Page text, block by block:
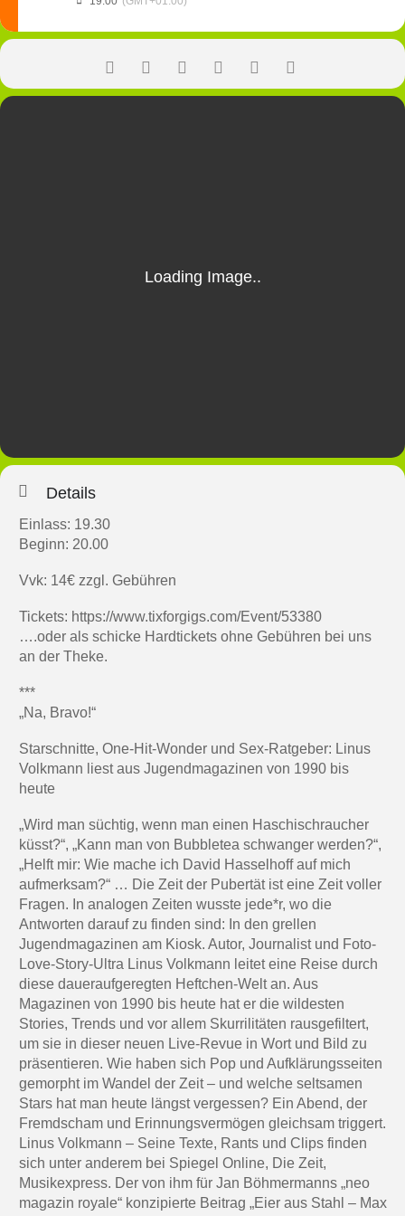
Details
Einlass: 19.30
Beginn: 20.00
Vvk: 14€ zzgl. Gebühren
Tickets: https://www.tixforgigs.com/Event/53380
….oder als schicke Hardtickets ohne Gebühren bei uns
an der Theke.
***
„Na, Bravo!“
Starschnitte, One-Hit-Wonder und Sex-Ratgeber: Linus
Volkmann liest aus Jugendmagazinen von 1990 bis
heute
„Wird man süchtig, wenn man einen Haschischraucher
küsst?“, „Kann man von Bubbletea schwanger werden?“,
„Helft mir: Wie mache ich David Hasselhoff auf mich
aufmerksam?“ … Die Zeit der Pubertät ist eine Zeit voller
Fragen. In analogen Zeiten wusste jede*r, wo die
Antworten darauf zu finden sind: In den grellen
Jugendmagazinen am Kiosk. Autor, Journalist und Foto-
Love-Story-Ultra Linus Volkmann leitet eine Reise durch
diese daueraufgeregten Heftchen-Welt an. Aus
Magazinen von 1990 bis heute hat er die wildesten
Stories, Trends und vor allem Skurrilitäten rausgefiltert,
um sie in dieser neuen Live-Revue in Wort und Bild zu
präsentieren. Wie haben sich Pop und Aufklärungsseiten
gemorpht im Wandel der Zeit – und welche seltsamen
Stars hat man heute längst vergessen? Ein Abend, der
Fremdscham und Erinnungsvermögen gleichsam triggert.
Linus Volkmann – Seine Texte, Rants und Clips finden
sich unter anderem bei Spiegel Online, Die Zeit,
Musikexpress. Der von ihm für Jan Böhmermanns „neo
magazin royale“ konzipierte Beitrag „Eier aus Stahl – Max